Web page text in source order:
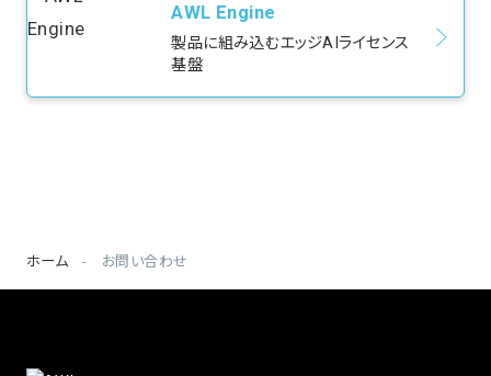
AWL Engine
製品に組み込むエッジAIライセンス
基盤
ホーム お問い合わせ